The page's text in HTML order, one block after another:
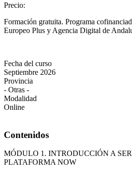
Precio:
Formación gratuita. Programa
Europeo Plus y Agencia Digital de
Fecha del curso
Septiembre 2026
Provincia
- Otras -
Modalidad
Online
Contenidos
MÓDULO 1. INTRODUCCIÓN A
PLATAFORMA NOW